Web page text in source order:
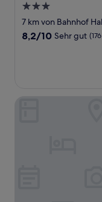
3.0-
Sterne-
Unterkunft
7 km von Bahnhof
8.2
Bewertungen)
8,2/10 Sehr gut
Mountain View